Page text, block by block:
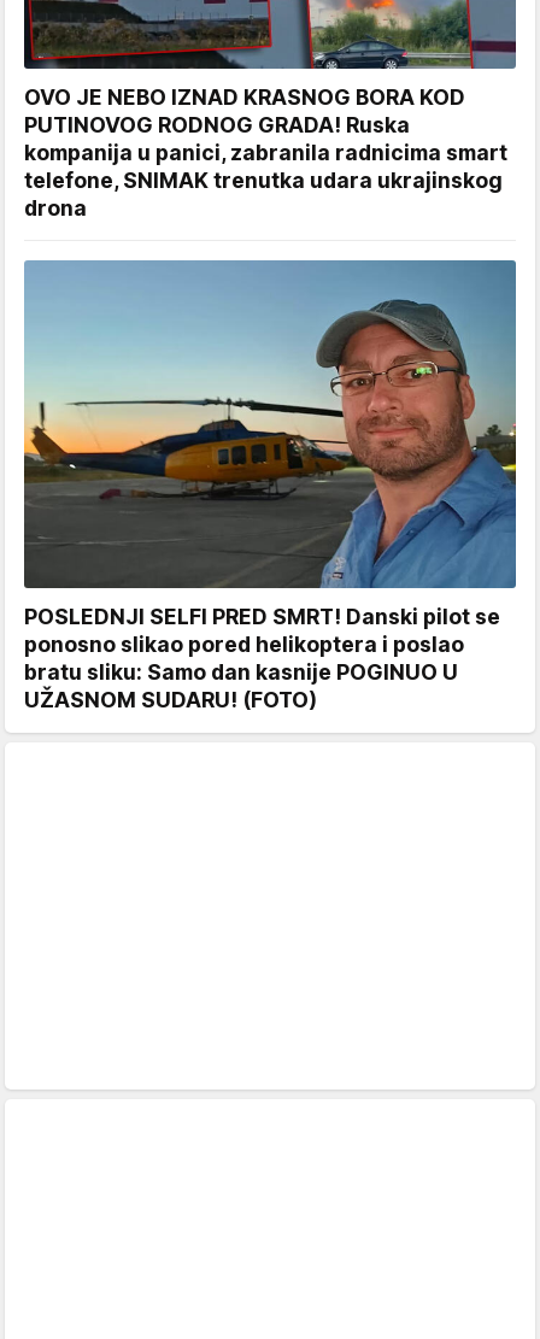
OVO JE NEBO IZNAD KRASNOG BORA KOD
PUTINOVOG RODNOG GRADA! Ruska
kompanija u panici, zabranila radnicima smart
telefone, SNIMAK trenutka udara ukrajinskog
drona
POSLEDNJI SELFI PRED SMRT! Danski pilot se
ponosno slikao pored helikoptera i poslao
bratu sliku: Samo dan kasnije POGINUO U
UŽASNOM SUDARU! (FOTO)